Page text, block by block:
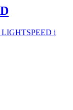
LIGHTSPEED i